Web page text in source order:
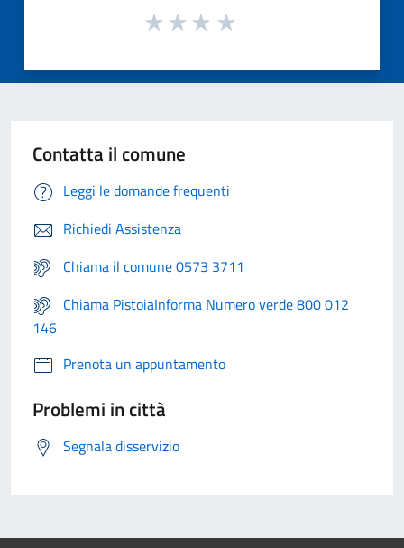
Contatta il comune
Leggi le domande frequenti
Richiedi Assistenza
Chiama il comune 0573 3711
Chiama PistoiaInforma Numero verde 800 012
146
Prenota un appuntamento
Problemi in città
Segnala disservizio